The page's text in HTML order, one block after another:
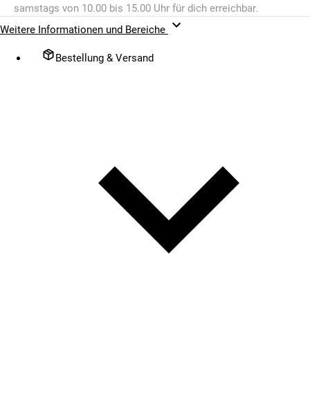
samstags von 10.00 bis 15.00 Uhr für dich erreichbar.
Weitere Informationen und Bereiche
Bestellung & Versand